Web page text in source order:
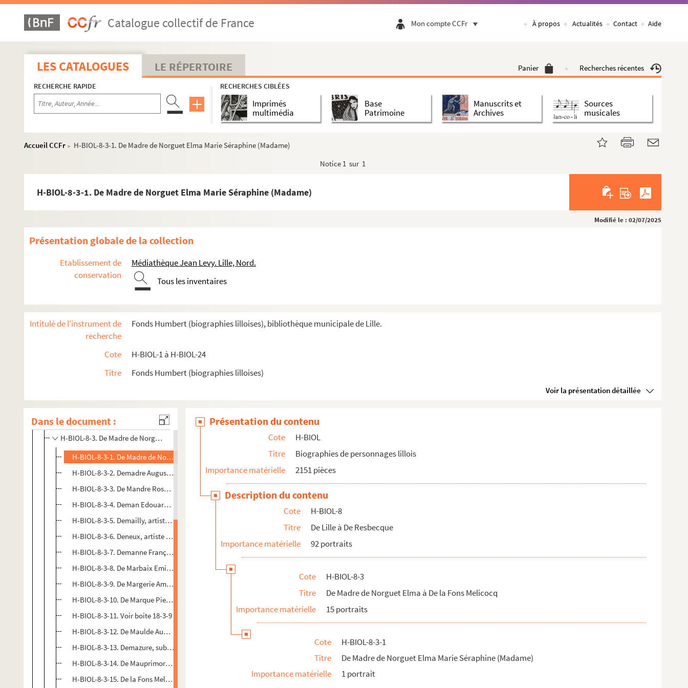
Catalogue collectif de France Mon compte CCFr À propos Actualités Contact Aide
LES CATALOGUES LE RÉPERTOIRE Panier Recherches récentes
RECHERCHE RAPIDE RECHERCHES CIBLÉES
Imprimés
multimédia
Base
Patrimoine
Manuscrits et
Archives
Sources
musicales
Accueil CCFr >
H-BIOL-8-3-1. De Madre de Norguet Elma Marie Séraphine (Madame)
Notice 1 sur 1
H-BIOL-8-3-1. De Madre de Norguet Elma Marie Séraphine (Madame)
Modifié le : 02/07/2025
Présentation globale de la collection
Etablissement de
conservation
Médiathèque Jean Levy. Lille, Nord.
Tous les inventaires
Intitulé de l'instrument de
recherche
Fonds Humbert (biographies lilloises), bibliothèque municipale de Lille.
Cote
H-BIOL-1 à H-BIOL-24
Titre
Fonds Humbert (biographies lilloises)
Voir la présentation détaillée
Dans le document :
H-BIOL. Biographies de personnages lillois
H-BIOL-1. Acheray à Benvignat
H-BIOL-2. Bere à Bouchée
H-BIOL-3. Boucq à Cardon
H-BIOL-4. Carlez à Colpaert
H-BIOL-5. Collin à Darcy
H-BIOL-6. D'Assignies à D'Hondt
H-BIOL-7. Déjardin-Verkinder à Deliot
H-BIOL-8-1. De Lille à Delplanque
H-BIOL-8-2. Delporte à Delvaux
H-BIOL-8-3. De Madre de Norguet Elma à De la Fons Melicocq
H-BIOL-8-3-1. De Madre de Norguet Elma Marie Séraphine (Madame)
H-BIOL-8-3-2. Demadre Auguste, conseiller municipal
H-BIOL-8-3-3. De Mandre Rose, général
H-BIOL-8-3-4. Deman Edouard, officier de marine
H-BIOL-8-3-5. Demailly, artiste peintre
H-BIOL-8-3-6. Deneux, artiste peintre
H-BIOL-8-3-7. Demanne François, typographe
H-BIOL-8-3-8. De Marbaix Emilie Dominiquine (Mademoiselle)
H-BIOL-8-3-9. De Margerie Amédée, doyen de la faculté catholique
H-BIOL-8-3-10. De Marque Pierre, jésuite
H-BIOL-8-3-11. Voir boite 18-3-9
H-BIOL-8-3-12. De Maulde Augustine Eugénie Fortunée (Madame)
H-BIOL-8-3-13. Demazure, substitut du Procureur de la Commune
H-BIOL-8-3-14. De Mauprimorte, greffier
H-BIOL-8-3-15. De la Fons Melicocq François Joseph Alexandre, historien
Présentation du contenu
Cote
H-BIOL
Titre
Biographies de personnages lillois
Importance matérielle
2151 pièces
Description du contenu
Cote
H-BIOL-8
Titre
De Lille à De Resbecque
Importance matérielle
92 portraits
Cote
H-BIOL-8-3
Titre
De Madre de Norguet Elma à De la Fons Melicocq
Importance matérielle
15 portraits
Cote
H-BIOL-8-3-1
Titre
De Madre de Norguet Elma Marie Séraphine (Madame)
Importance matérielle
1 portrait